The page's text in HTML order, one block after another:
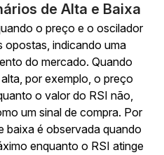
de Alta e Baixa
o preço e o oscilador
opostas, indicando uma
do mercado. Quando
por exemplo, o preço
o valor do RSI não,
um sinal de compra. Por
baixa é observada quando
enquanto o RSI atinge